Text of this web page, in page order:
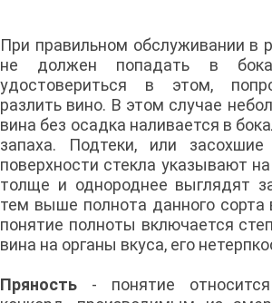
При правильном обслуживании в
не должен попадать в
удостовериться в этом,
разлить вино. В этом случае
вина без осадка наливается в
запаха. Подтеки, или
поверхности стекла указывают
толще и однороднее выглядят
тем выше полнота данного сорта
понятие полноты включается
вина на органы вкуса, его
Пряность - понятие